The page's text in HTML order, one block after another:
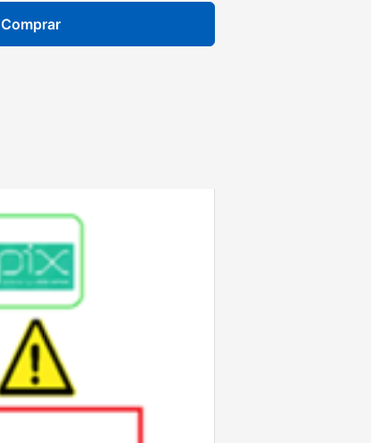
Comprar